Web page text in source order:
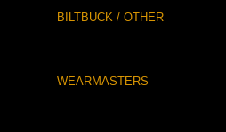
BILTBUCK / OTHER
WEARMASTERS